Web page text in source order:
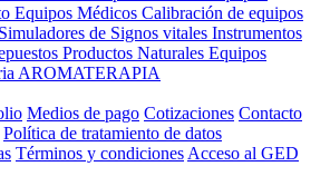
Equipos Médicos Calibración de equipos
Simuladores de Signos vitales Instrumentos
Productos Naturales Equipos
AROMATERAPIA
Medios de pago Cotizaciones Contacto
Política de tratamiento de datos
Términos y condiciones Acceso al GED